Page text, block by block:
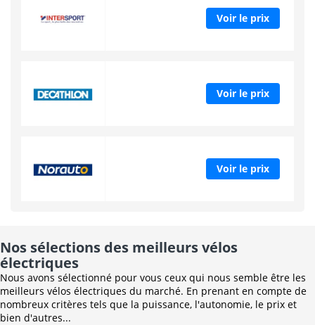
Voir le prix
Voir le prix
Voir le prix
Nos sélections des meilleurs vélos
électriques
Nous avons sélectionné pour vous ceux qui nous semble être les
meilleurs vélos électriques du marché. En prenant en compte de
nombreux critères tels que la puissance, l'autonomie, le prix et
bien d'autres...